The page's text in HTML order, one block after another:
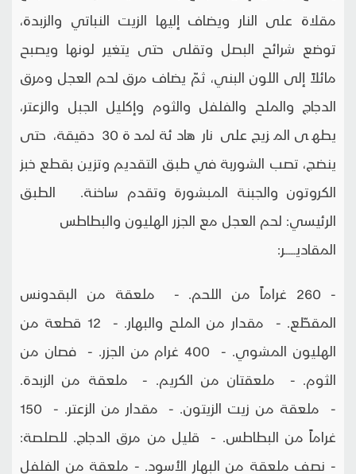
مقلاة على النار ويضاف إليها الزيت النباتي والزبدة،
توضع شرائح البصل وتقلى حتى يتغير لونها ويصبح
مائلاً إلى اللون البني، ثمّ يضاف مرق لحم العجل ومرق
الدجاج والملح والفلفل والثوم وإكليل الجبل والزعتر،
يطهى المزيج على نار هادئة لمدة 30 دقيقة، حتى
ينضج، تصب الشوربة في طبق التقديم وتزين بقطع خبز
الكروتون والجبنة المبشورة وتقدم ساخنة. الطبق
الرئيسي: لحم العجل مع الجزر الهليون والبطاطس
المقاديـــــــر:
- 260 غراماً من اللحم. - ملعقة من البقدونس
المقطّع. - مقدار من الملح والبهار. - 12 قطعة من
الهليون المشوي. - 400 غرام من الجزر. - فصان من
الثوم. - ملعقتان من الكريم. - ملعقة من الزبدة.
- ملعقة من زيت الزيتون. - مقدار من الزعتر. - 150
غراماً من البطاطس. - قليل من مرق الدجاج. للصلصة:
- نصف ملعقة من البهار الأسود. - ملعقة من الفلفل